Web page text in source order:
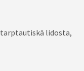
lidosta,